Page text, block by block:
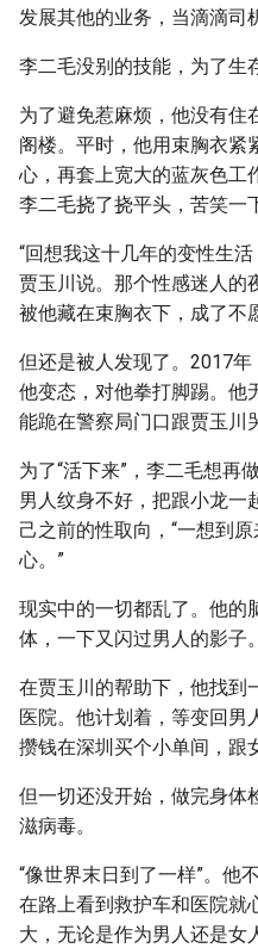
发展其他的业务，当滴滴司
李二毛没别的技能，为了生
为了避免惹麻烦，他没有住
阁楼。平时，他用束胸衣紧
心，再套上宽大的蓝灰色工
李二毛挠了挠平头，苦笑一
“回想我这十几年的变性生
贾玉川说。那个性感迷人的
被他藏在束胸衣下，成了不
但还是被人发现了。2017
他变态，对他拳打脚踢。他
能跪在警察局门口跟贾玉川
为了“活下来”，李二毛想再
男人纹身不好，把跟小龙一
己之前的性取向，“一想到
心。”
现实中的一切都乱了。他的
体，一下又闪过男人的影子。
在贾玉川的帮助下，他找到
医院。他计划着，等变回
攒钱在深圳买个小单间，跟
但一切还没开始，做完身体
滋病毒。
“像世界末日到了一样”。他
在路上看到救护车和医院就
大，无论是作为男人还是女